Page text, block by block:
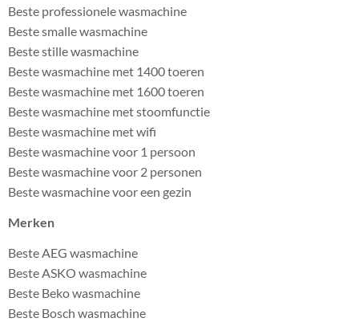
Beste professionele wasmachine
Beste smalle wasmachine
Beste stille wasmachine
Beste wasmachine met 1400 toeren
Beste wasmachine met 1600 toeren
Beste wasmachine met stoomfunctie
Beste wasmachine met wifi
Beste wasmachine voor 1 persoon
Beste wasmachine voor 2 personen
Beste wasmachine voor een gezin
Merken
Beste AEG wasmachine
Beste ASKO wasmachine
Beste Beko wasmachine
Beste Bosch wasmachine